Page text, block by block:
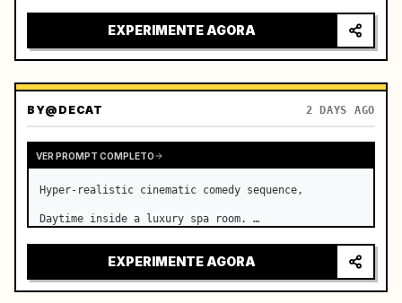
EXPERIMENTE AGORA
BY@DECAT 2 DAYS AGO
VER PROMPT COMPLETO
Hyper-realistic cinematic comedy sequence,
Daytime inside a luxury spa room. …
EXPERIMENTE AGORA